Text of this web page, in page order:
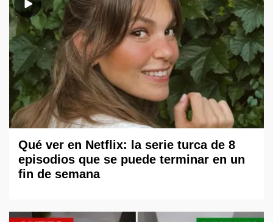
Qué ver en Netflix: la serie turca de 8
episodios que se puede terminar en un
fin de semana